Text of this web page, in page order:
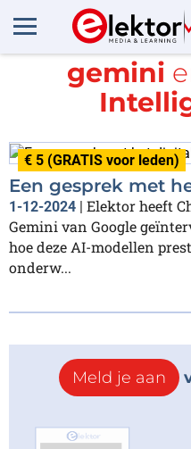
Alle
gemini
€ 5 (GRATIS voor leden)
Een gesprek met
1-12-2024 | Elektor heeft
Gemini van Google
hoe deze AI-modellen
onderw...
Meld je aan